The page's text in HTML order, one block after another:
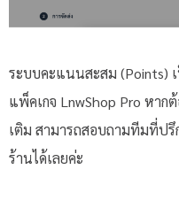
ระบบคะแนนสะสม (Points)
แพ็คเกจ LnwShop Pro หาก
เติม สามารถสอบถามทีมที่ปรึ
ร้านได้เลยค่ะ